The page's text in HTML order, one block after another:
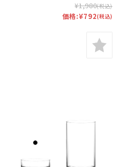
¥1,980(税込)
価格:¥792(税込)